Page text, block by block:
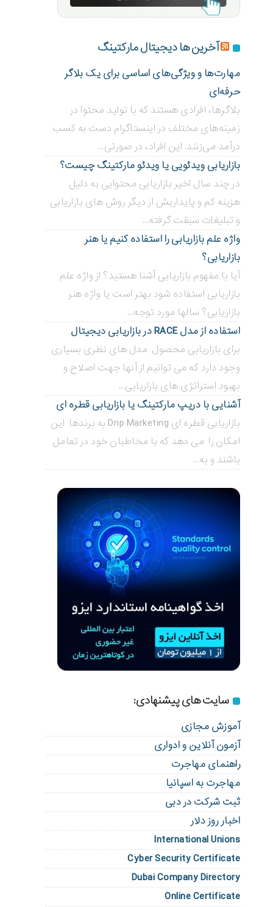
آخرین ها دیجیتال مارکتینگ
مهارت‌ها و ویژگی‌های اساسی برای یک بلاگر
حرفه‌ای
بلاگر‌ها، افرادی هستند که با تولید محتوا در
زمینه‌های مختلف در اینستاگرام دست به کسب
درآمد می‌زنند. این افراد، در صورتی...
بازاریابی ویدئویی ‌یا ویدئو مارکتینگ چیست؟
در چند سال اخیر بازاریابی محتوایی به دلیل
هزینه کم و پایداریش از دیگر روش های بازاریابی
و تبلیغات سبقت گرفته...
واژه علم بازاریابی را استفاده کنیم یا هنر
بازاریابی؟
آیا با مفهوم بازاریابی آشنا هستید؟ از واژه علم
بازاریابی استفاده شود بهتر است یا واژه هنر
بازاریابی؟ سالها مورد توجه...
استفاده از مدل RACE در بازاریابی دیجیتال
برای بازاریابی محصول مدل های نظری بسیاری
وجود دارد که می توانیم از آنها جهت اصلاح و
بهبود استراتژی های بازاریابی...
آشنایی با دریپ مارکتینگ یا بازاریابی قطره ای
بازاریابی قطره ای Drip Marketing به برندها این
امکان را می دهد که با مخاطبان خود در تعامل
باشند و به...
سایت های پیشنهادی:
آموزش مجازی
آزمون آنلاین و ادواری
راهنمای مهاجرت
مهاجرت به اسپانیا
ثبت شرکت در دبی
اخبار روز دلار
International Unions
Cyber Security Certificate
Dubai Company Directory
Online Certificate